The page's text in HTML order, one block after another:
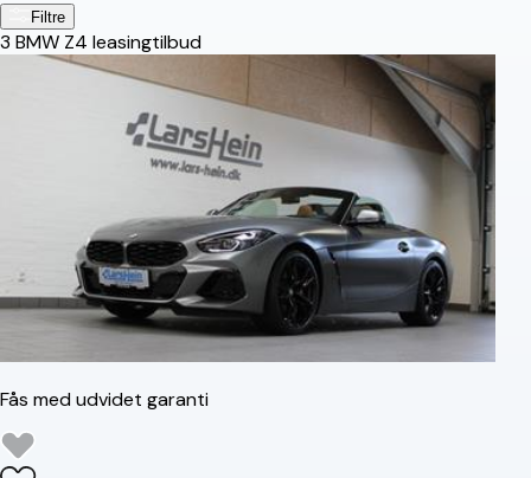
Filtre
3 BMW Z4 leasingtilbud
Fås med udvidet garanti